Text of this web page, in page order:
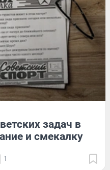
задач в
и смекалку
1